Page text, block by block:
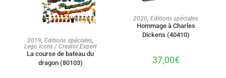
AJOUTER AU PANIER
2019, Editions spéciales,
Lego Icons / Creator Expert
La course de bateau du
dragon (80103)
AJOUTER AU PANIER
2020 Editions spéciales
Hommage à Charles
Dickens (40410)
37,00€